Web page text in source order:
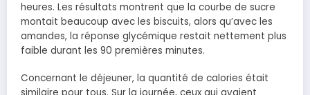
heures. Les résultats montrent que la courbe de sucre
montait beaucoup avec les biscuits, alors qu’avec les
amandes, la réponse glycémique restait nettement plus
faible durant les 90 premières minutes.
Concernant le déjeuner, la quantité de calories était